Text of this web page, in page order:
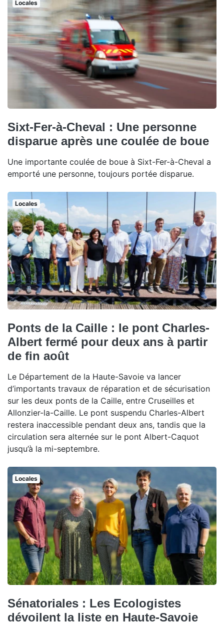
Locales
Sixt-Fer-à-Cheval : Une personne
disparue après une coulée de boue
Une importante coulée de boue à Sixt-Fer-à-Cheval a
emporté une personne, toujours portée disparue.
Locales
Ponts de la Caille : le pont Charles-
Albert fermé pour deux ans à partir
de fin août
Le Département de la Haute-Savoie va lancer
d’importants travaux de réparation et de sécurisation
sur les deux ponts de la Caille, entre Cruseilles et
Allonzier-la-Caille. Le pont suspendu Charles-Albert
restera inaccessible pendant deux ans, tandis que la
circulation sera alternée sur le pont Albert-Caquot
jusqu’à la mi-septembre.
Locales
Sénatoriales : Les Ecologistes
dévoilent la liste en Haute-Savoie